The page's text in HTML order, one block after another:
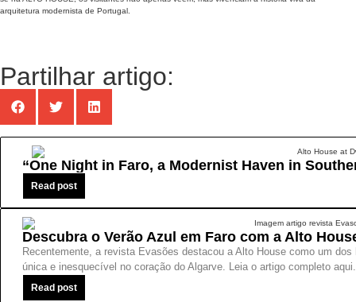
arquitetura modernista de Portugal.
Partilhar artigo:
“One Night in Faro, a Modernist Haven in
Read post
Descubra o Verão Azul em Faro com a Alto
Recentemente, a revista Evasões destacou a Alto House como um
única e inesquecível no coração do Algarve. Leia o artigo completo aqui.
Read post